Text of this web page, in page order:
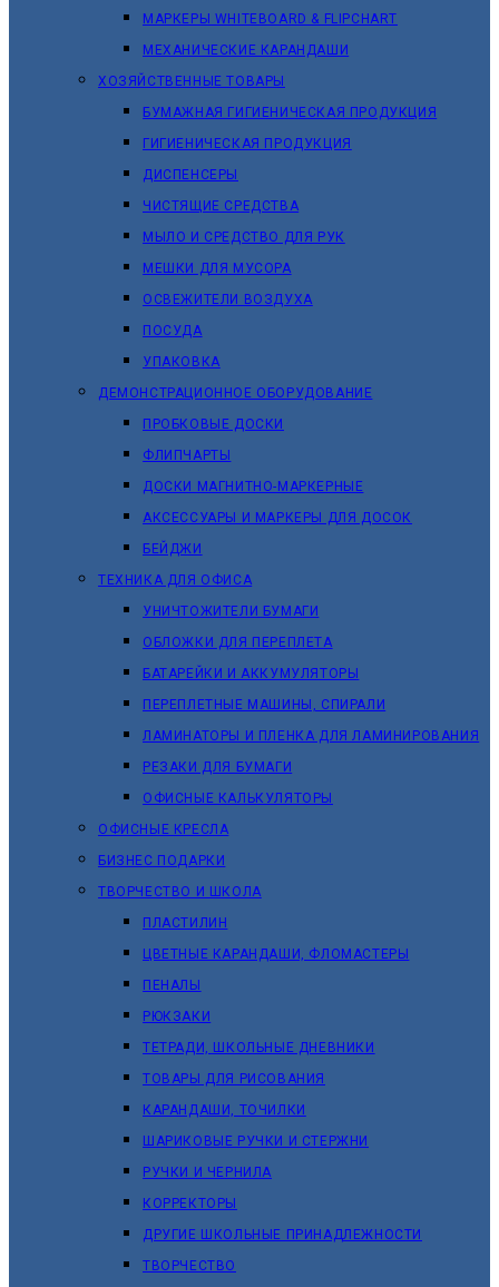
МАРКЕРЫ WHITEBOARD & FLIPCHART
МЕХАНИЧЕСКИЕ КАРАНДАШИ
ХОЗЯЙСТВЕННЫЕ ТОВАРЫ
БУМАЖНАЯ ГИГИЕНИЧЕСКАЯ ПРОДУКЦИЯ
ГИГИЕНИЧЕСКАЯ ПРОДУКЦИЯ
ДИСПЕНСЕРЫ
ЧИСТЯЩИЕ СРЕДСТВА
МЫЛО И СРЕДСТВО ДЛЯ РУК
МЕШКИ ДЛЯ МУСОРА
ОСВЕЖИТЕЛИ ВОЗДУХА
ПОСУДА
УПАКОВКА
ДЕМОНСТРАЦИОННОЕ ОБОРУДОВАНИЕ
ПРОБКОВЫЕ ДОСКИ
ФЛИПЧАРТЫ
ДОСКИ МАГНИТНО-МАРКЕРНЫЕ
АКСЕССУАРЫ И МАРКЕРЫ ДЛЯ ДОСОК
БЕЙДЖИ
ТЕХНИКА ДЛЯ ОФИСА
УНИЧТОЖИТЕЛИ БУМАГИ
ОБЛОЖКИ ДЛЯ ПЕРЕПЛЕТА
БАТАРЕЙКИ И АККУМУЛЯТОРЫ
ПЕРЕПЛЕТНЫЕ МАШИНЫ, СПИРАЛИ
ЛАМИНАТОРЫ И ПЛЕНКА ДЛЯ ЛАМИНИРОВАНИЯ
РЕЗАКИ ДЛЯ БУМАГИ
ОФИСНЫЕ КАЛЬКУЛЯТОРЫ
ОФИСНЫЕ КРЕСЛА
БИЗНЕС ПОДАРКИ
ТВОРЧЕСТВО И ШКОЛА
ПЛАСТИЛИН
ЦВЕТНЫЕ КАРАНДАШИ, ФЛОМАСТЕРЫ
ПЕНАЛЫ
РЮКЗАКИ
ТЕТРАДИ, ШКОЛЬНЫЕ ДНЕВНИКИ
ТОВАРЫ ДЛЯ РИСОВАНИЯ
КАРАНДАШИ, ТОЧИЛКИ
ШАРИКОВЫЕ РУЧКИ И СТЕРЖНИ
РУЧКИ И ЧЕРНИЛА
КОРРЕКТОРЫ
ДРУГИЕ ШКОЛЬНЫЕ ПРИНАДЛЕЖНОСТИ
ТВОРЧЕСТВО